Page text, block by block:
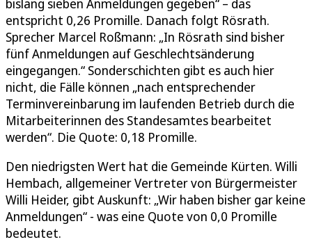
bislang sieben Anmeldungen gegeben“ – das
entspricht 0,26 Promille. Danach folgt Rösrath.
Sprecher Marcel Roßmann: „In Rösrath sind bisher
fünf Anmeldungen auf Geschlechtsänderung
eingegangen.“ Sonderschichten gibt es auch hier
nicht, die Fälle können „nach entsprechender
Terminvereinbarung im laufenden Betrieb durch die
Mitarbeiterinnen des Standesamtes bearbeitet
werden“. Die Quote: 0,18 Promille.
Den niedrigsten Wert hat die Gemeinde Kürten. Willi
Hembach, allgemeiner Vertreter von Bürgermeister
Willi Heider, gibt Auskunft: „Wir haben bisher gar keine
Anmeldungen“ - was eine Quote von 0,0 Promille
bedeutet.